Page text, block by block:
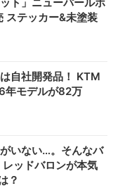
ステッカー&未塗装
自社開発品！ KTM
年モデルが82万
がいない…。そんなバ
ッドバロンが本気
？